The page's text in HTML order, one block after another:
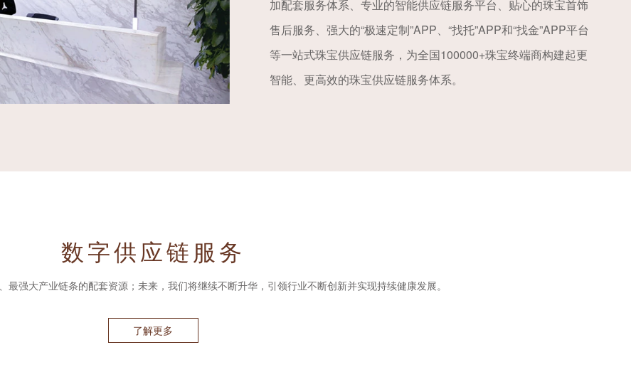
加配套服务体系、专业的智能供应链服务平台、贴心的珠宝首饰
售后服务、强大的“极速定制”APP、“找托”APP和“找金”APP平台
等一站式珠宝供应链服务，为全国100000+珠宝终端商构建起更
智能、更高效的珠宝供应链服务体系。
数字供应链服务
最强大产业链条的配套资源；未来，我们将继续不断升华，引领行业不断创新并实现持续健康发展。
了解更多